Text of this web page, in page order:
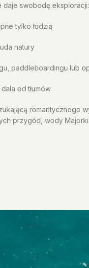
daje swobodę eksploracji:
tylko łodzią
natury
paddleboardingu lub
od tłumów
romantycznego
przygód, wody